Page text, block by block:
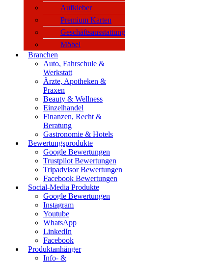
Aufkleber
Premium Karten
Geschäftsausstattung
Möbel
Branchen
Auto, Fahrschule &
Werkstatt
Ärzte, Apotheken &
Praxen
Beauty & Wellness
Einzelhandel
Finanzen, Recht &
Beratung
Gastronomie & Hotels
Bewertungsprodukte
Google Bewertungen
Trustpilot Bewertungen
Tripadvisor Bewertungen
Facebook Bewertungen
Social-Media Produkte
Google Bewertungen
Instagram
Youtube
WhatsApp
LinkedIn
Facebook
Produktanhänger
Info- &